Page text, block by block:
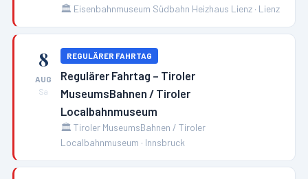
🏛️ Eisenbahnmuseum Südbahn Heizhaus Lienz · Lienz
8
AUG
Sa
REGULÄRER FAHRTAG
Regulärer Fahrtag – Tiroler
MuseumsBahnen / Tiroler
Localbahnmuseum
🏛️ Tiroler MuseumsBahnen / Tiroler
Localbahnmuseum · Innsbruck